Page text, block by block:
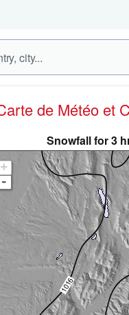
Carte de Météo et
Snowfall for 3
+
-